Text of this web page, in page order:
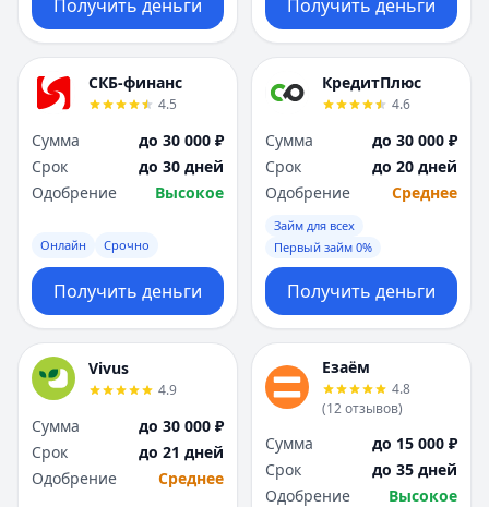
Получить деньги Получить деньги
СКБ-финанс
4.5
Сумма
до 30 000 ₽
Срок
до 30 дней
Одобрение
Высокое
Онлайн Срочно
Получить деньги
КредитПлюс
4.6
Сумма
до 30 000 ₽
Срок
до 20 дней
Одобрение
Среднее
Займ для всех
Первый займ 0%
Получить деньги
Vivus
4.9
Сумма
до 30 000 ₽
Срок
до 21 дней
Одобрение
Среднее
Езаём
4.8
(12отзывов)
Сумма
до 15 000 ₽
Срок
до 35 дней
Одобрение
Высокое